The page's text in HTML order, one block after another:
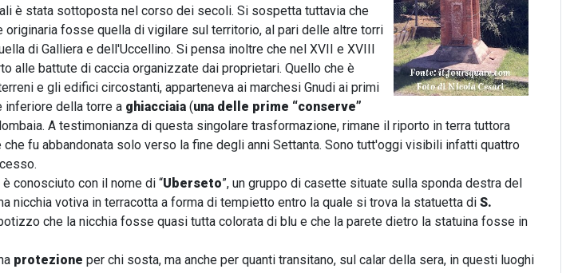
è stata sottoposta nel corso dei secoli. Si sospetta tuttavia che
originaria fosse quella di vigilare sul territorio, al pari delle altre torri
di Galliera e dell'Uccellino. Si pensa inoltre che nel XVII e XVIII
alle battute di caccia organizzate dai proprietari. Quello che è
e gli edifici circostanti, apparteneva ai marchesi Gnudi ai primi
inferiore della torre a ghiacciaia (una delle prime “conserve”
A testimonianza di questa singolare trasformazione, rimane il riporto in terra tuttora
fu abbandonata solo verso la fine degli anni Settanta. Sono tutt'oggi visibili infatti quattro
conosciuto con il nome di “Uberseto”, un gruppo di casette situate sulla sponda destra del
nicchia votiva in terracotta a forma di tempietto entro la quale si trova la statuetta di S.
che la nicchia fosse quasi tutta colorata di blu e che la parete dietro la statuina fosse in
protezione per chi sosta, ma anche per quanti transitano, sul calar della sera, in questi luoghi